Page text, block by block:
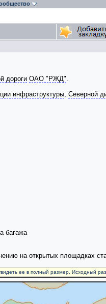
дороги ОАО "РЖД".
инфраструктуры, Северной
багажа
на открытых площадках
ее в полный размер. Исходный